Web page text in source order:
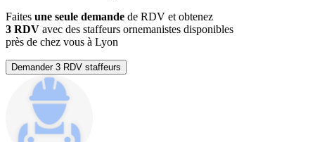
Faites une seule demande de RDV et obtenez
3 RDV avec des staffeurs ornemanistes disponibles
près de chez vous à Lyon
Demander 3 RDV staffeurs